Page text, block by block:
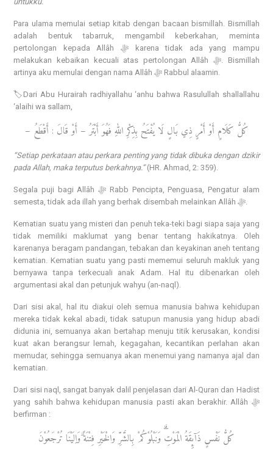
Para ulama memulai setiap kitab dengan bacaan bismillah. Bismillah
adalah bentuk tabarruk, mengambil keberkahan, meminta
pertolongan kepada Allâh ﷻ karena tidak ada yang mampu
melakukan kebaikan kecuali atas pertolongan Allâh ﷻ. Bismillah
artinya aku memulai dengan nama Allâh ﷻ Rabbul alaamin.
🏷️Dari Abu Hurairah radhiyallahu ‘anhu bahwa Rasulullah shallallahu
‘alaihi wa sallam,
كُلُّ كَلَامٍ أَوْ أَمْرٍ ذِي بَالٍ لَا يُفْتَحُ بِذِكْرِ اللهِ فَهُوَ أَبْتَرُ – أَوْ قَالَ : أَقْطَعُ –
“Setiap perkataan atau perkara penting yang tidak dibuka dengan dzikir
pada Allah, maka terputus berkahnya.”(HR. Ahmad, 2: 359).
Segala puji bagi Allâh ﷻ Rabb Pencipta, Penguasa, Pengatur alam
Kematian suatu yang misteri dan penuh teka-teki bagi siapa saja yang
tidak memiliki maklumat yang benar tentang hakikatnya. Oleh
karenanya beragam pandangan, tebakan dan keyakinan aneh tentang
kematian. Kematian suatu yang pasti mememui seluruh makluk yang
bernyawa tanpa terkecuali anak Adam. Hal itu dibenarkan oleh
argumentasi akal dan petunjuk wahyu (an-naql).
Dari sisi akal, hal itu diakui oleh semua manusia bahwa kehidupan
mereka tidak kekal abadi, tidak satupun manusia yang hidup abadi
didunia ini, semuanya akan bertahap menuju titik kerusakan, kondisi
kuat akan berangsur lemah, kegagahan, kecantikan perlahan akan
memudar, sehingga semuanya akan menemui yang namanya ajal dan
kematian.
Dari sisi naql, sangat banyak dalil penjelasan dari Al-Quran dan Hadist
yang sahih bahwa kehidupan manusia pasti akan berakhir. Allâh ﷻ
berfirman :
كُلُّ نَفْسٍ ذَاۤىِٕقَةُ الْمَوْتِۗ وَنَبْلُوْكُمْ بِالشَّرِّ وَالْخَيْرِ فِتْنَةً ۗوَاِلَيْنَا تُرْجَعُوْنَ